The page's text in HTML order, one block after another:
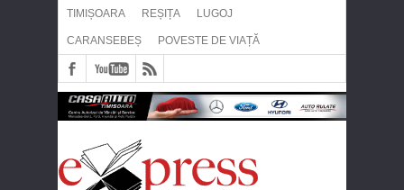
TIMIȘOARA REȘIȚA LUGOJ
CARANSEBEȘ POVESTE DE VIAȚĂ